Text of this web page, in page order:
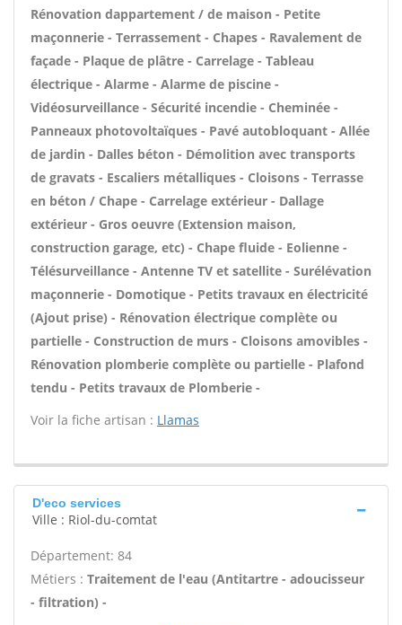
Rénovation dappartement / de maison - Petite
maçonnerie - Terrassement - Chapes - Ravalement de
façade - Plaque de plâtre - Carrelage - Tableau
électrique - Alarme - Alarme de piscine -
Vidéosurveillance - Sécurité incendie - Cheminée -
Panneaux photovoltaïques - Pavé autobloquant - Allée
de jardin - Dalles béton - Démolition avec transports
de gravats - Escaliers métalliques - Cloisons - Terrasse
en béton / Chape - Carrelage extérieur - Dallage
extérieur - Gros oeuvre (Extension maison,
construction garage, etc) - Chape fluide - Eolienne -
Télésurveillance - Antenne TV et satellite - Surélévation
maçonnerie - Domotique - Petits travaux en électricité
(Ajout prise) - Rénovation électrique complète ou
partielle - Construction de murs - Cloisons amovibles -
Rénovation plomberie complète ou partielle - Plafond
tendu - Petits travaux de Plomberie -
Voir la fiche artisan : Llamas
D'eco services
Ville : Riol-du-comtat
Département: 84
Métiers : Traitement de l'eau (Antitartre - adoucisseur
- filtration) -